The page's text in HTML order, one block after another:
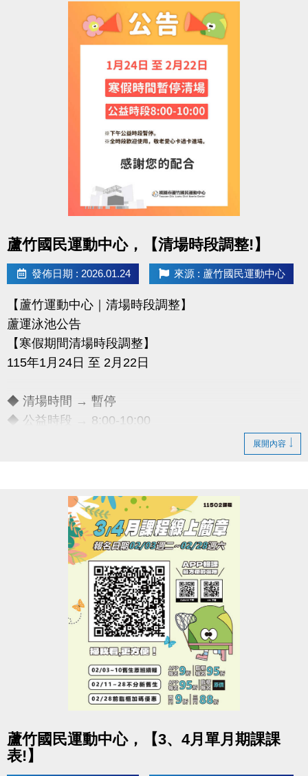
-洽詢專線：03-2639066 #115、116
-官網 :
https://www.lzsports.com.tw/zh_TW/news/pageID/1/
-FB : 桃園市蘆竹國民運動中心
-IG : @luzhusports
蘆竹國民運動中心，【清場時段調整!】
發佈日期 : 2026.01.24 來源 : 蘆竹國民運動中心
【蘆竹運動中心｜清場時段調整】
蘆運泳池公告
【寒假期間清場時段調整】
115年1月24日 至 2月22日
◆ 清場時間 → 暫停
◆ 公益時段 → 8:00-10:00
-洽詢專線：03-2639066 #112
-官網 :
https://www.lzsports.com.tw/zh_TW/news/pageID/1/
-FB : 桃園市蘆竹國民運動中心
-IG : @luzhusports
展開內容
蘆竹國民運動中心，【3、4月單月期課課
表!】